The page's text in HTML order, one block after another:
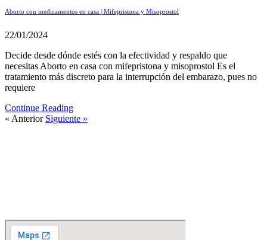
Aborto con medicamentos en casa | Mifepristona y Misoprostol
22/01/2024
Decide desde dónde estés con la efectividad y respaldo que
necesitas Aborto en casa con mifepristona y misoprostol Es el
tratamiento más discreto para la interrupción del embarazo, pues no
requiere
Continue Reading
« Anterior Siguiente »